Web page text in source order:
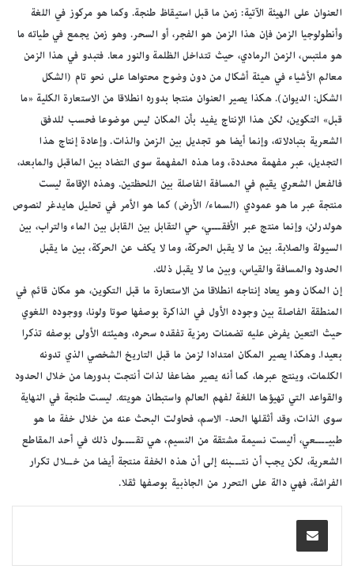
العنوان على الهيئة الآتية: زمن ما قبل استيقاظ طنجة. وكما هو مركوز في اللغة
وأنطولوجيا الزمن فإن هذا الزمن هو الفجر، أو السحر. وهو زمن يجمع في طياته ما
هو ملتبس، الزمن الرمادي، حيث تتداخل الظلمة والنور معا. فتبدو في هذا الزمن
معالم الأشياء في هيئة أشكال من دون وضوح محتواها على نحو تام (الشكل
الشكل: الديوان). هكذا يصير العنوان منتجا بدوره انطلاقا من الاستعارة الكلية «ما
قبل» التكوين، لكن هذا الإنتاج يفيد بأن المكان ليس موضوعا فحسب للدفق
الشعرية بتبادلاته، وإنما أيضا هو تجديل بين الزمن والذات. وإعادة إنتاج هذا
التجديل، عبر مفهمة محددة، وما هذه المفهمة سوى التضاد بين الماقبل والمابعد،
فالفعل الشعري يقيم في المسافة الفاصلة بين اللحظتين. وهذه الإقامة ليست
منتجة عبر ما هو عمودي (السماء/ الأرض) كما هو الأمر في تحليل هايدغر لنصوص
هولدرلن، وإنما منتج عبر الأفقـــي، حي التقابل بين القابل بين الماء والتراب، بين
السيولة والصلابة. بين ما لا يقبل الحركة، وما لا يكف عن الحركة، بين ما يقبل
الحدود والمسافة والقياس، وبين ما لا يقبل ذلك.
إن المكان وهو يعاد إنتاجه انطلاقا من الاستعارة ما قبل التكوين، هو مكان قائم في
المنطقة الفاصلة بين وجوده الأول في الذاكرة بوصفها صوتا ولونا، ووجوده اللغوي
حيث التعين يفرض عليه تضمنات رمزية تفقده سحره، وهيئته الأولى بوصفه تذكرا
بعيدا. وهكذا يصير المكان امتدادا لزمن ما قبل التاريخ الشخصي الذي تدونه
الكلمات، وينتج عبرها، كما أنه يصير مضاعفا لذات أنتجت بدورها من خلال الحدود
والقواعد التي تهيؤها اللغة لفهم العالم واستبطان هويته. ليست طنجة في النهاية
سوى الذات، وقد أثقلها الحد- الاسم، فحاولت البحث عنه من خلال خفة ما هو
طبيــــعي، أليست نسيمة مشتقة من النسيم، هي تقــــول ذلك في أحد المقاطع
الشعرية، لكن يجب أن نتـــبنه إلى أن هذه الخفة منتجة أيضا من خــلال تكرار
الفراشة، فهي دالة على التحرر من الجاذبية بوصفها ثقلا.